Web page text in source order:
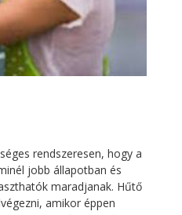
rendszeresen, hogy a
jobb állapotban és
maradjanak. Hűtő
amikor éppen